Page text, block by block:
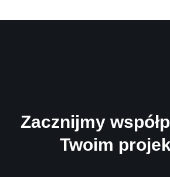
Zacznijmy
Twoim